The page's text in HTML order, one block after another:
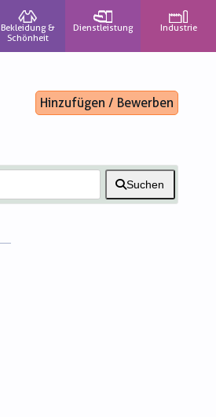
Bekleidung &
Schönheit
Dienstleistung Industrie
Hinzufügen / Bewerben
Suchen